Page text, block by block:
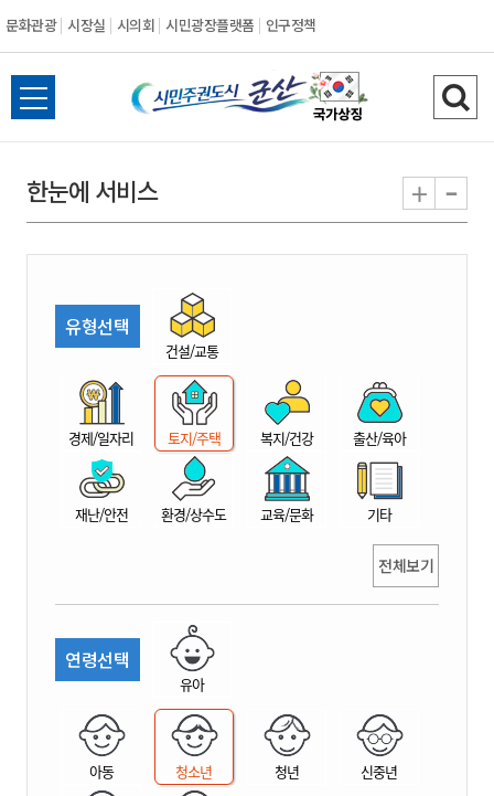
문화관광 시장실 시의회 시민광장플랫폼 인구정책
시
민
권
시
산
전
체
뉴
열
검
색
기
한눈에 서비스 + -
유형선택
건설/교통
경제/일자리 토지/주택 복지/건강 출산/육아
재난/안전 환경/상수도 교육/문화 기타
전체보기
연령선택
유아
아동 청소년 청년 신중년